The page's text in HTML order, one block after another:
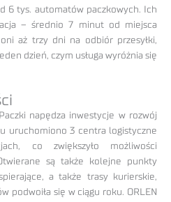
6 tys. automatów paczkowych. Ich
– średnio 7 minut od miejsca
aż trzy dni na odbiór przesyłki,
dzień, czym usługa wyróżnia się
napędza inwestycje w rozwój
uruchomiono 3 centra logistyczne
co zwiększyło możliwości
są także kolejne punkty
a także trasy kurierskie,
podwoiła się w ciągu roku. ORLEN